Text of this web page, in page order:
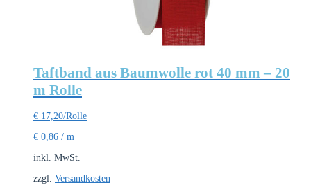
Taftband aus Baumwolle rot 40 mm – 20
m Rolle
€ 17,20/Rolle
€ 0,86 / m
inkl. MwSt.
zzgl. Versandkosten